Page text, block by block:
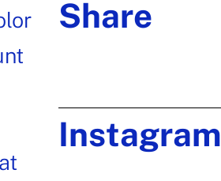
Share
Instagram